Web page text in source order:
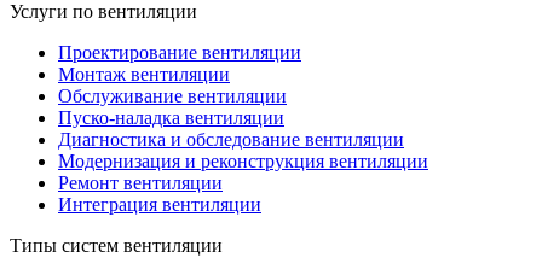
Услуги по вентиляции
Проектирование вентиляции
Монтаж вентиляции
Обслуживание вентиляции
Пуско-наладка вентиляции
Диагностика и обследование вентиляции
Модернизация и реконструкция вентиляции
Ремонт вентиляции
Интеграция вентиляции
Типы систем вентиляции